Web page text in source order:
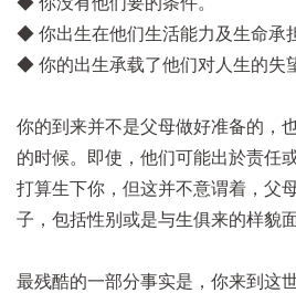
◆ 你出生在他们生活能力及生命承
◆ 你的出生承载了他们对人生的失
你的到来并不是父母做好准备的，
的时候。即使，他们可能出於责任
打算生下你，但这并不意谓着，父
子，包括性别或是与生俱来的样貌面
最残酷的一部分事实是，你来到这